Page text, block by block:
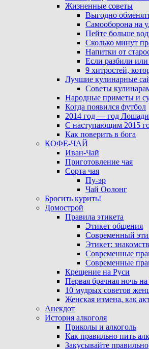
Жизненные советы
Выгодно
Самооборона на
Пейте больше
Сколько минут
Напитки от
Если разбили
9 хитростей,
Лучшие кулинарные
Советы
Народные приметы и
Когда появился футбол
2014 год — год Лошади
С наступающим 2015
Как поверить в бога
КОФЕ-ЧАЙ
Иван-Чай
Приготовление чая
Сорта чая
Пу-эр
Чай Оолонг
Бросить курить!
Домострой
Правила этикета
Этикет общения
Современный
Этикет:
Современные
Современные
Крещение на Руси
Первая брачная ночь
10 мудрых советов
Женская измена, как
Анекдот
История алкоголя
Приколы и алкоголь
Как правильно пить
Закусывайте правильно